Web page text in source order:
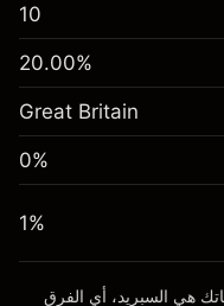
%
(-£1.06)
£1,000.00
-0.000647
%
(-£0.03)
10
20.00%
Great Britain
0%
1%
هي السبريد، أي الفرق